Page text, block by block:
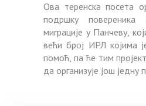
Ова теренска посета
подршку
миграције у Панчеву,
већи број ИРЛ којима
помоћ, па ће тим
да организује још једну